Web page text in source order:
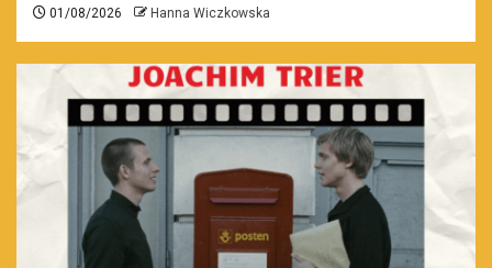
01/08/2026 Hanna Wiczkowska